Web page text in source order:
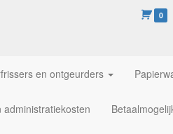
0
en ontgeurders
administratiekosten